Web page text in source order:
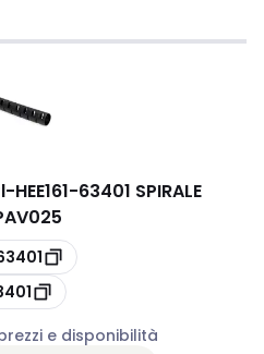
-HEE161-63401 SPIRALE
e disponibilità